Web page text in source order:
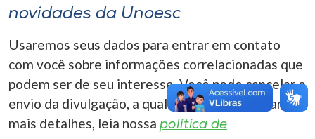
A-
novidades da Unoesc
Usaremos seus dados para entrar em contato
com você sobre informações correlacionadas que
podem ser de seu interesse. Você pode cancelar o
envio da divulgação, a qualquer momento. Para
mais detalhes, leia nossa política de